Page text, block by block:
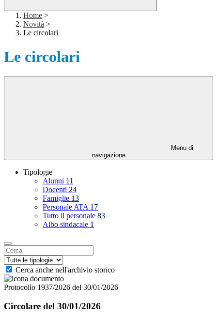
Home >
Novità >
Le circolari
Le circolari
Menu di
navigazione
Tipologie
Alunni 11
Docenti 24
Famiglie 13
Personale ATA 17
Tutto il personale 83
Albo sindacale 1
Cerca anche nell'archivio storico
Protocollo 1937/2026 del 30/01/2026
Circolare del 30/01/2026